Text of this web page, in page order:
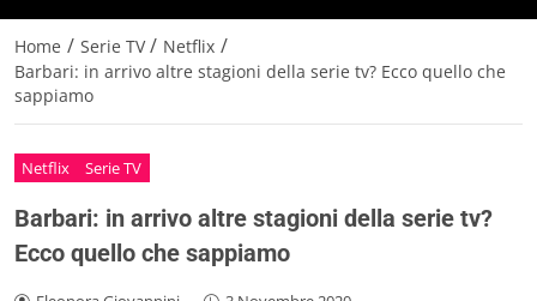
Home / Serie TV / Netflix /
Barbari: in arrivo altre stagioni della serie tv? Ecco quello che
sappiamo
Netflix Serie TV
Barbari: in arrivo altre stagioni della serie tv?
Ecco quello che sappiamo